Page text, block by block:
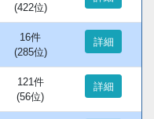
(422位)
16件
(285位)
詳細
121件
(56位)
詳細